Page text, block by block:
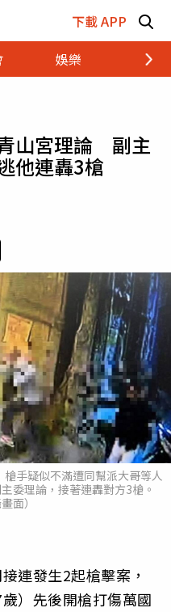
下載 APP
娛樂 財經
山宮理論 副主
他連轟3槍
手疑似不滿遭同幫派大哥等人
委理論，接著連轟對方3槍。
面）
連發生2起槍擊案，
）先後開槍打傷萬國